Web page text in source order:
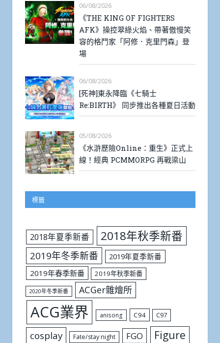
06/08/2026
《THE KING OF FIGHTERS
AFK》操控翠綠火焰、帶著傲慢笑
容的格鬥家「阿修．克里門森」登
場
06/08/2026
[死神]東永降臨《七騎士
Re:BIRTH》 同步推出各種夏日活動
05/08/2026
《水滸歷險Online：重生》正式上
線！經典 PCMMORPG 再戰梁山
標籤
2018年夏季新番 2018年秋季新番
2019年冬季新番
2019年夏季新番
2019年春季新番
2019年秋季新番
2020年冬季新番 ACGer雜燴所
ACG業界 anisong C94 C97
cosplay Fate/stay night FGO Figure